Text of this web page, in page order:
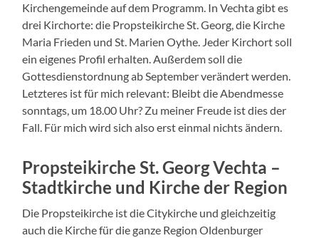
Kirchengemeinde auf dem Programm. In Vechta gibt es
drei Kirchorte: die Propsteikirche St. Georg, die Kirche
Maria Frieden und St. Marien Oythe. Jeder Kirchort soll
ein eigenes Profil erhalten. Außerdem soll die
Gottesdienstordnung ab September verändert werden.
Letzteres ist für mich relevant: Bleibt die Abendmesse
sonntags, um 18.00 Uhr? Zu meiner Freude ist dies der
Fall. Für mich wird sich also erst einmal nichts ändern.
Propsteikirche St. Georg Vechta –
Stadtkirche und Kirche der Region
Die Propsteikirche ist die Citykirche und gleichzeitig
auch die Kirche für die ganze Region Oldenburger